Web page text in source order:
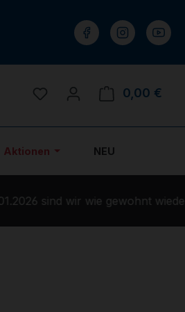
Du hast 0 Produkte auf
0,00 €
Aktionen NEU
sind wir wie gewohnt